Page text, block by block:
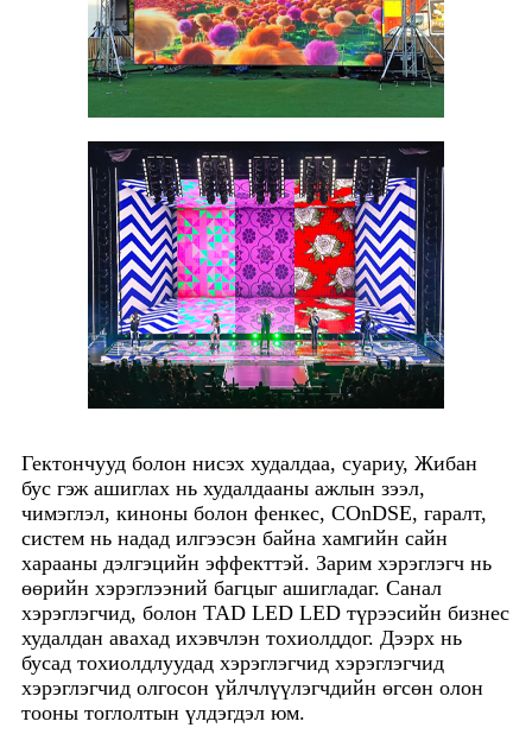
Гектончууд болон нисэх худалдаа, суариу, Жибан
бус гэж ашиглах нь худалдааны ажлын зээл,
чимэглэл, киноны болон фенкес, COnDSE, гаралт,
систем нь надад илгээсэн байна хамгийн сайн
харааны дэлгэцийн эффекттэй. Зарим хэрэглэгч нь
өөрийн хэрэглээний багцыг ашигладаг. Санал
хэрэглэгчид, болон TAD LED LED түрээсийн бизнес
худалдан авахад ихэвчлэн тохиолддог. Дээрх нь
бусад тохиолдлуудад хэрэглэгчид хэрэглэгчид
хэрэглэгчид олгосон үйлчлүүлэгчдийн өгсөн олон
тооны тоглолтын үлдэгдэл юм.